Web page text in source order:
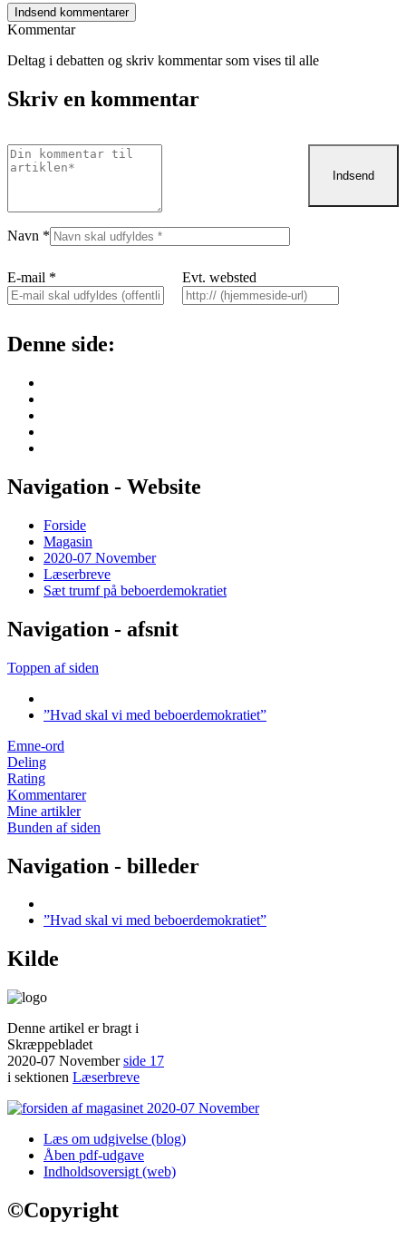
Kommentar
Deltag i debatten og skriv kommentar som vises til alle
Skriv en kommentar
Navn *
E-mail * Evt. websted
Denne side:
Navigation - Website
Forside
Magasin
2020-07 November
Læserbreve
Sæt trumf på beboerdemokratiet
Navigation - afsnit
Toppen af siden
”Hvad skal vi med beboerdemokratiet”
Emne-ord
Deling
Rating
Kommentarer
Mine artikler
Bunden af siden
Navigation - billeder
”Hvad skal vi med beboerdemokratiet”
Kilde
Denne artikel er bragt i
Skræppebladet
2020-07 Novemberside 17
i sektionen Læserbreve
Læs om udgivelse (blog)
Åben pdf-udgave
Indholdsoversigt (web)
©Copyright